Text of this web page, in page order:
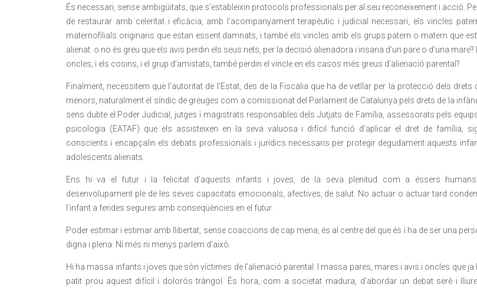
És necessari, sense ambigüitats, que s’estableixin protocols professionals per al seu reconeixement i acció.
de restaurar amb celeritat i eficàcia, amb l’acompanyament terapèutic i judicial necessari, els vincles
maternofilials originaris que estan essent damnats, i també els vincles amb els grups patern o matern que
alienat: o no és greu que els avis perdin els seus nets, per la decisió alienadora i insana d’un pare o d’una mare?
oncles, i els cosins, i el grup d’amistats, també perdin el vincle en els casos més greus d’alienació parental?
Finalment, necessitem que l’autoritat de l’Estat, des de la Fiscalia que ha de vetllar per la protecció dels drets
menors, naturalment el síndic de greuges com a comissionat del Parlament de Catalunya pels drets de la
sens dubte el Poder Judicial, jutges i magistrats responsables dels Jutjats de Família, assessorats pels
psicologia (EATAF) que els assisteixen en la seva valuosa i difícil funció d’aplicar el dret de família,
conscients i encapçalin els debats professionals i jurídics necessaris per protegir degudament aquests
adolescents alienats.
Ens hi va el futur i la felicitat d’aquests infants i joves, de la seva plenitud com a éssers
desenvolupament ple de les seves capacitats emocionals, afectives, de salut. No actuar o actuar tard
l’infant a ferides segures amb conseqüències en el futur.
Poder estimar i estimar amb llibertat, sense coaccions de cap mena, és al centre del que és i ha de ser una
digna i plena. Ni més ni menys parlem d’això.
Hi ha massa infants i joves que són víctimes de l’alienació parental. I massa pares, mares i avis i oncles que ja
patit prou aquest difícil i dolorós tràngol. És hora, com a societat madura, d’abordar un debat serè i